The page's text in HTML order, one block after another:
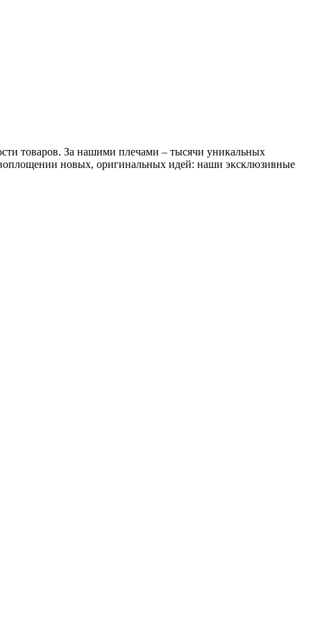
товаров. За нашими плечами – тысячи уникальных
новых, оригинальных идей: наши эксклюзивные